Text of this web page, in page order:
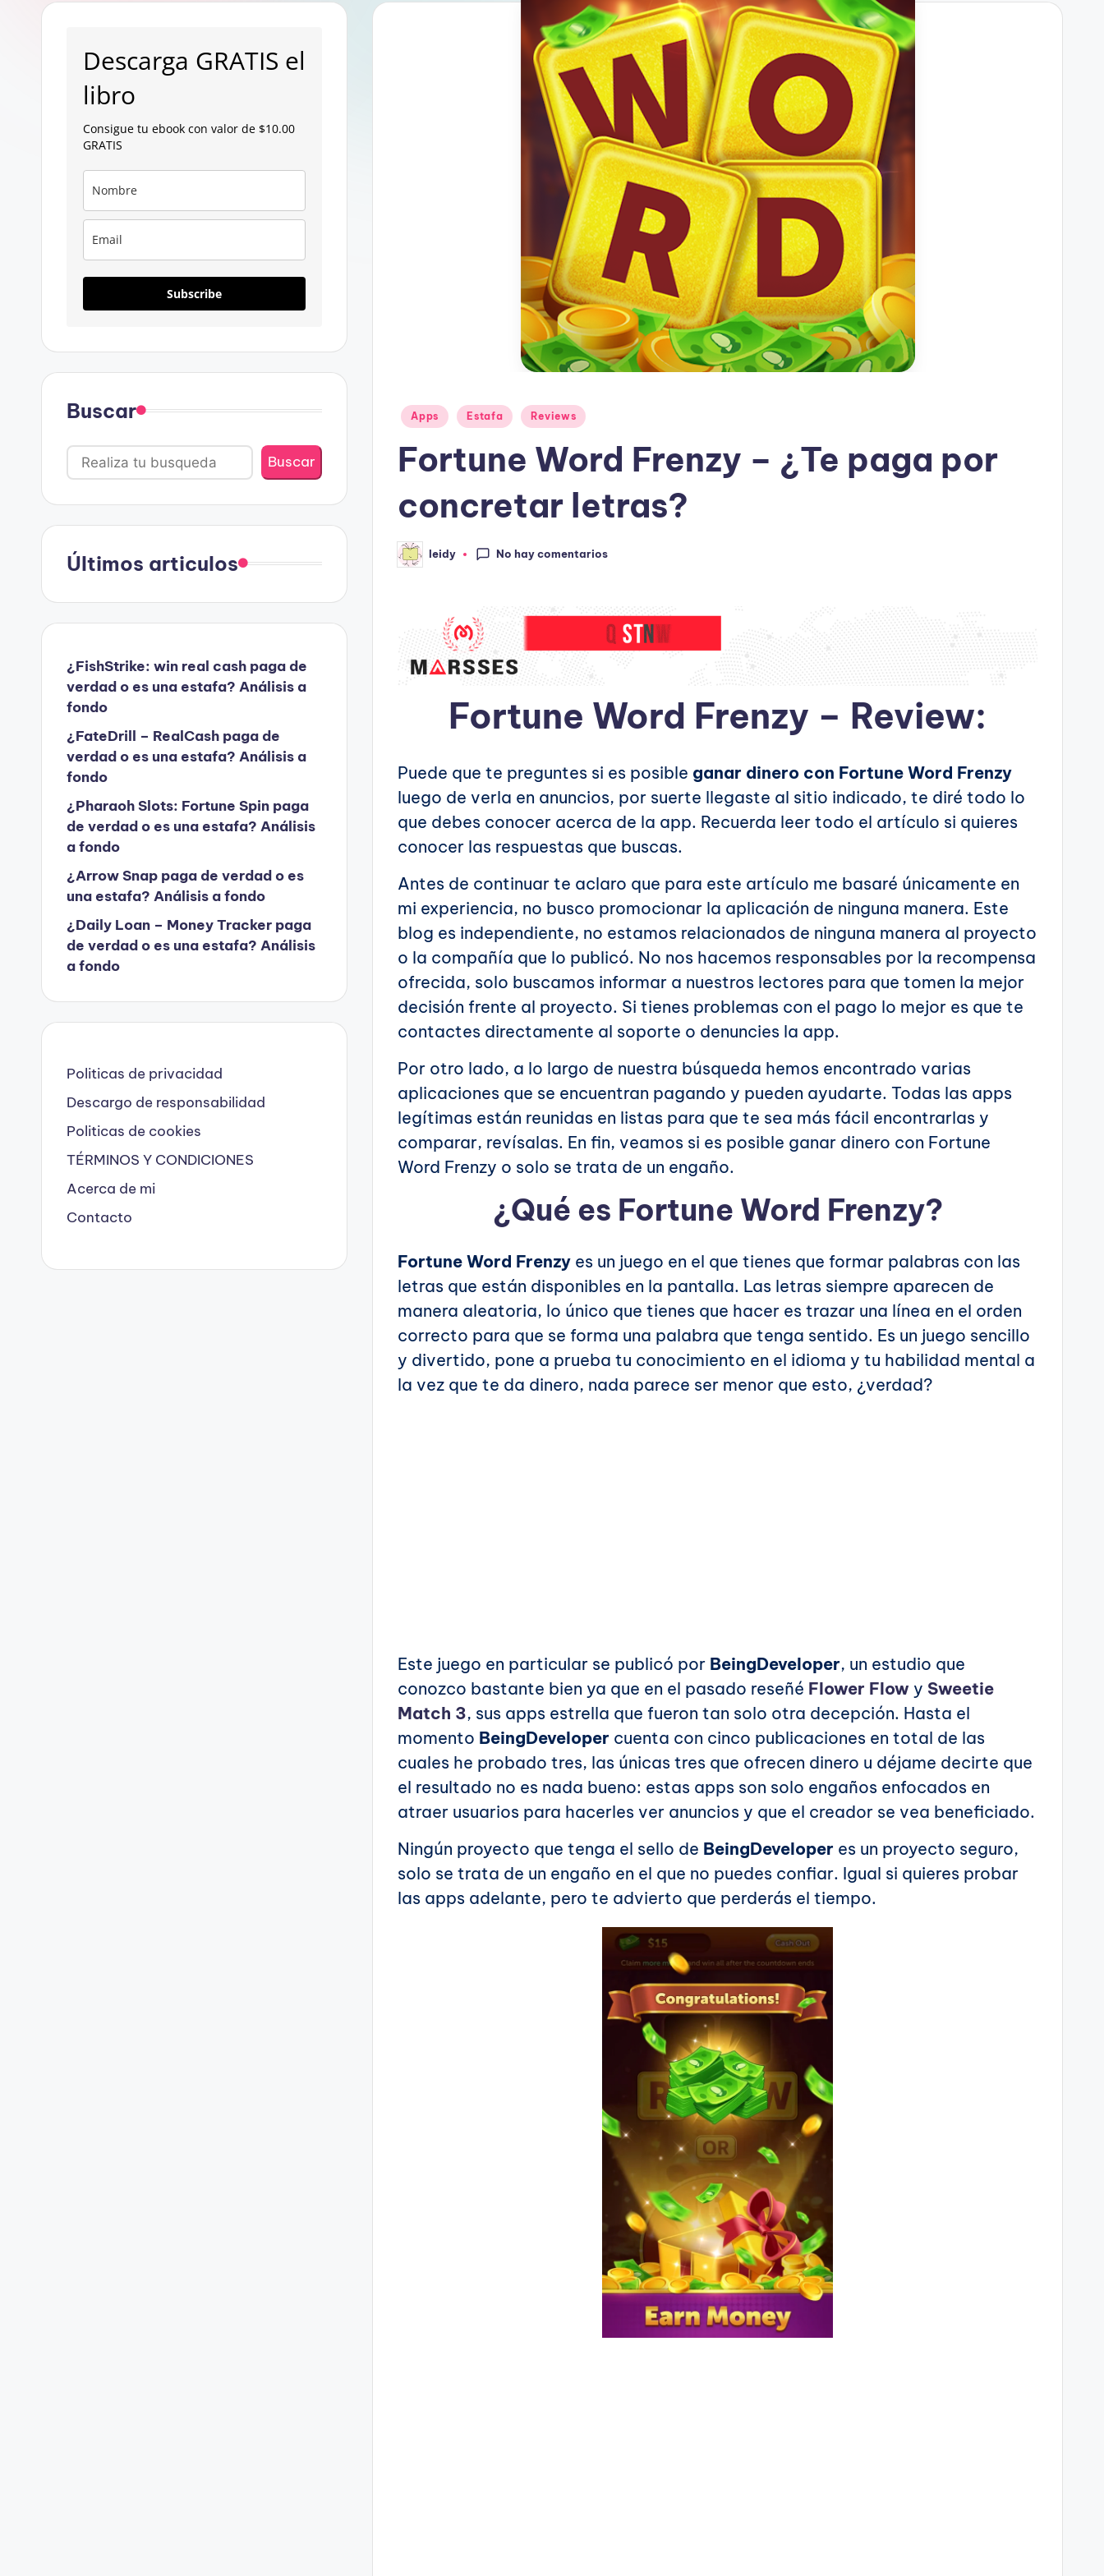
Publicado
Apps Estafa Reviews
Fortune Word Frenzy – ¿Te paga por
concretar letras?
Publicado
por
leidy No hay comentarios
Fortune Word Frenzy – Review:
Puede que te preguntes si es posible ganar dinero con Fortune Word Frenzy
luego de verla en anuncios, por suerte llegaste al sitio indicado, te diré todo lo
que debes conocer acerca de la app. Recuerda leer todo el artículo si quieres
conocer las respuestas que buscas.
Antes de continuar te aclaro que para este artículo me basaré únicamente en
mi experiencia, no busco promocionar la aplicación de ninguna manera. Este
blog es independiente, no estamos relacionados de ninguna manera al proyecto
o la compañía que lo publicó. No nos hacemos responsables por la recompensa
ofrecida, solo buscamos informar a nuestros lectores para que tomen la mejor
decisión frente al proyecto. Si tienes problemas con el pago lo mejor es que te
contactes directamente al soporte o denuncies la app.
Por otro lado, a lo largo de nuestra búsqueda hemos encontrado varias
aplicaciones que se encuentran pagando y pueden ayudarte. Todas las apps
legítimas están reunidas en listas para que te sea más fácil encontrarlas y
comparar, revísalas. En fin, veamos si es posible ganar dinero con Fortune
Word Frenzy o solo se trata de un engaño.
¿Qué es Fortune Word Frenzy?
Fortune Word Frenzy es un juego en el que tienes que formar palabras con las
letras que están disponibles en la pantalla. Las letras siempre aparecen de
manera aleatoria, lo único que tienes que hacer es trazar una línea en el orden
correcto para que se forma una palabra que tenga sentido. Es un juego sencillo
y divertido, pone a prueba tu conocimiento en el idioma y tu habilidad mental a
la vez que te da dinero, nada parece ser menor que esto, ¿verdad?
Este juego en particular se publicó por BeingDeveloper, un estudio que
conozco bastante bien ya que en el pasado reseñé Flower Flow y Sweetie
Match 3, sus apps estrella que fueron tan solo otra decepción. Hasta el
momento BeingDeveloper cuenta con cinco publicaciones en total de las
cuales he probado tres, las únicas tres que ofrecen dinero u déjame decirte que
el resultado no es nada bueno: estas apps son solo engaños enfocados en
atraer usuarios para hacerles ver anuncios y que el creador se vea beneficiado.
Ningún proyecto que tenga el sello de BeingDeveloper es un proyecto seguro,
solo se trata de un engaño en el que no puedes confiar. Igual si quieres probar
las apps adelante, pero te advierto que perderás el tiempo.
Descarga GRATIS el
libro
Consigue tu ebook con valor de $10.00
GRATIS
Subscribe
Buscar
Buscar
Últimos articulos
¿FishStrike: win real cash paga de
verdad o es una estafa? Análisis a
fondo
¿FateDrill – RealCash paga de
verdad o es una estafa? Análisis a
fondo
¿Pharaoh Slots: Fortune Spin paga
de verdad o es una estafa? Análisis
a fondo
¿Arrow Snap paga de verdad o es
una estafa? Análisis a fondo
¿Daily Loan – Money Tracker paga
de verdad o es una estafa? Análisis
a fondo
Politicas de privacidad
Descargo de responsabilidad
Politicas de cookies
TÉRMINOS Y CONDICIONES
Acerca de mi
Contacto